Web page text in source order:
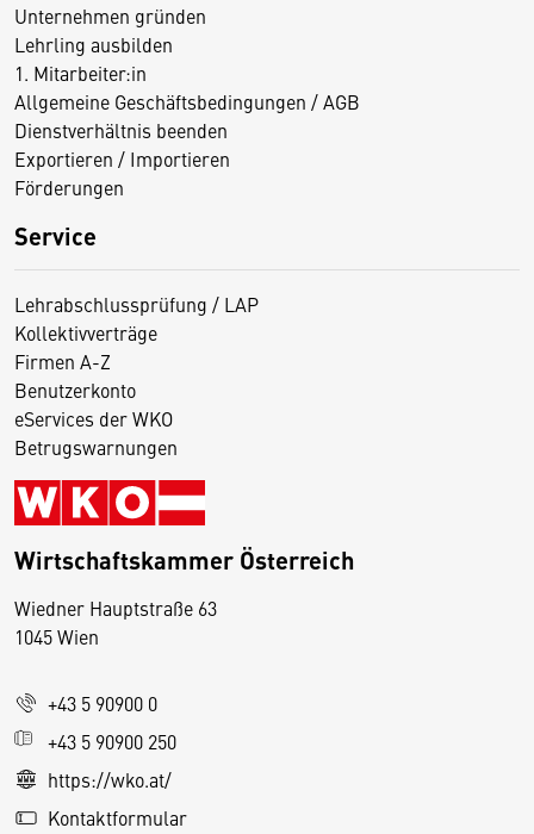
Unternehmen gründen
Lehrling ausbilden
1. Mitarbeiter:in
Allgemeine Geschäftsbedingungen / AGB
Dienstverhältnis beenden
Exportieren / Importieren
Förderungen
Service
Lehrabschlussprüfung / LAP
Kollektivverträge
Firmen A-Z
Benutzerkonto
eServices der WKO
Betrugswarnungen
Wirtschaftskammer Österreich
Wiedner Hauptstraße 63
1045 Wien
+43 5 90900 0
+43 5 90900 250
https://wko.at/
Kontaktformular
D
s
e
S
e